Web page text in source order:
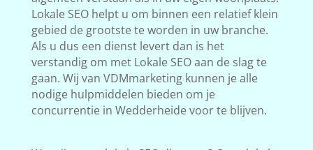
Lokale SEO helpt u om binnen een relatief klein
gebied de grootste te worden in uw branche.
Als u dus een dienst levert dan is het
verstandig om met Lokale SEO aan de slag te
gaan. Wij van VDMmarketing kunnen je alle
nodige hulpmiddelen bieden om je
concurrentie in Wedderheide voor te blijven.